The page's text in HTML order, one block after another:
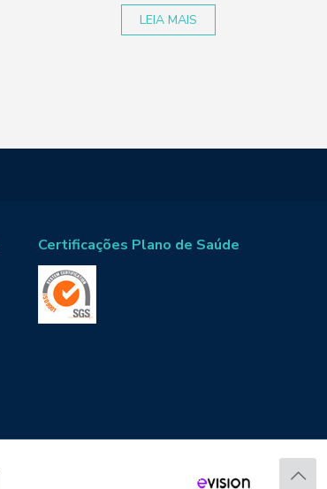
LEIA MAIS
Certificações Plano de Saúde